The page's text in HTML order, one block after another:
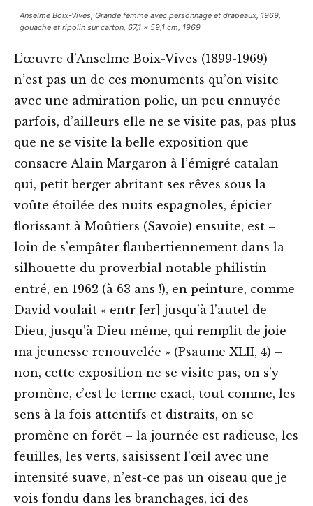
Anselme Boix-Vives, Grande femme avec personnage et drapeaux, 1969,
gouache et ripolin sur carton, 67,1 x 59,1 cm, 1969
L’œuvre d’Anselme Boix-Vives (1899-1969)
n’est pas un de ces monuments qu’on visite
avec une admiration polie, un peu ennuyée
parfois, d’ailleurs elle ne se visite pas, pas plus
que ne se visite la belle exposition que
consacre Alain Margaron à l’émigré catalan
qui, petit berger abritant ses rêves sous la
voûte étoilée des nuits espagnoles, épicier
florissant à Moûtiers (Savoie) ensuite, est –
loin de s’empâter flaubertiennement dans la
silhouette du proverbial notable philistin –
entré, en 1962 (à 63 ans !), en peinture, comme
David voulait « entr [er] jusqu’à l’autel de
Dieu, jusqu’à Dieu même, qui remplit de joie
ma jeunesse renouvelée » (Psaume XLII, 4) –
non, cette exposition ne se visite pas, on s’y
promène, c’est le terme exact, tout comme, les
sens à la fois attentifs et distraits, on se
promène en forêt – la journée est radieuse, les
feuilles, les verts, saisissent l’œil avec une
intensité suave, n’est-ce pas un oiseau que je
vois fondu dans les branchages, ici des